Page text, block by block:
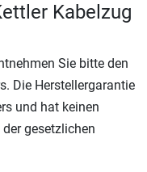
Kabelzug
Sie bitte den
Die Herstellergarantie
und hat keinen
gesetzlichen